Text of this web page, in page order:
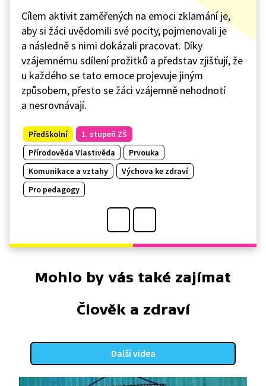
Cílem aktivit zaměřených na emoci zklamání je,
aby si žáci uvědomili své pocity, pojmenovali je
a následně s nimi dokázali pracovat. Díky
vzájemnému sdílení prožitků a představ zjišťují, že
u každého se tato emoce projevuje jiným
způsobem, přesto se žáci vzájemně nehodnotí
a nesrovnávají.
Předškolní
1. stupeň ZŠ
Přírodověda Vlastivěda
Prvouka
Komunikace a vztahy
Výchova ke zdraví
Pro pedagogy
Mohlo by vás také zajímat
Člověk a zdraví
Další videa